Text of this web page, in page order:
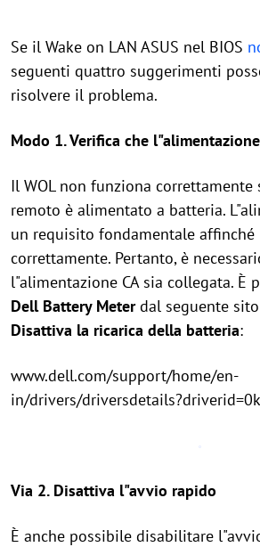
Se il Wake on LAN ASUS nel BIOS
seguenti quattro suggerimenti
risolvere il problema.
Modo 1. Verifica che
Il WOL non funziona
remoto è alimentato a batteria.
un requisito fondamentale affinché
correttamente. Pertanto, è
l"alimentazione CA sia collegata. È
Dell Battery Meterdal seguente
Disattiva la ricarica della batteria:
www.dell.com/support/home/en-
in/drivers/
Via 2. Disattiva l"avvio rapido
È anche possibile disabilitare